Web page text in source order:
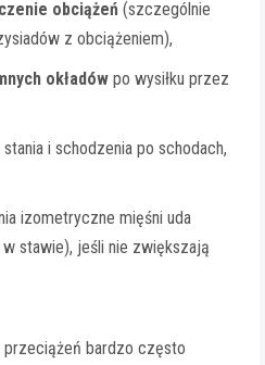
obciążeń (szczególnie
z obciążeniem),
okładów po wysiłku przez
stania i schodzenia po schodach,
izometryczne mięśni uda
w stawie), jeśli nie zwiększają
przeciążeń bardzo często